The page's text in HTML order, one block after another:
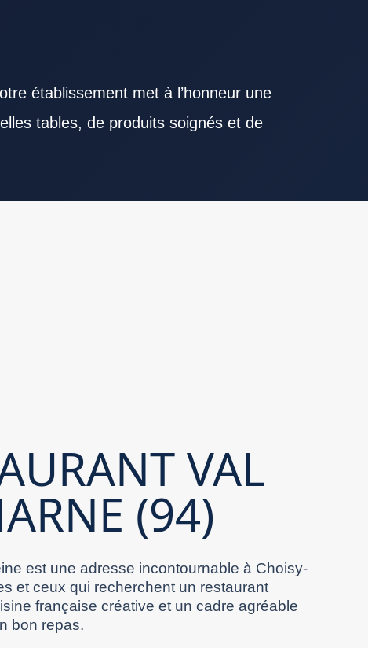
établissement met à l’honneur une
tables, de produits soignés et de
VAL
(94)
est une adresse incontournable à Choisy-
et ceux qui recherchent un restaurant
française créative et un cadre agréable
bon repas.